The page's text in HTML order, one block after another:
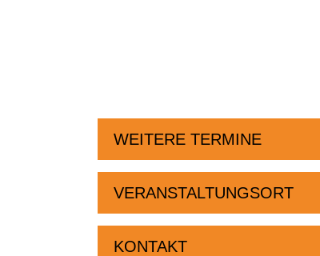
WEITERE TERMINE
VERANSTALTUNGSORT
KONTAKT